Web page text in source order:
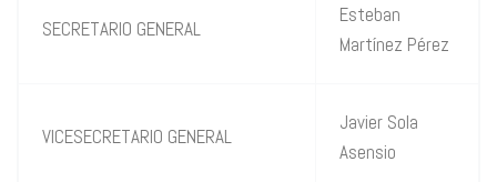
SECRETARIO GENERAL
Esteban
Martínez Pérez
VICESECRETARIO GENERAL
Javier Sola
Asensio